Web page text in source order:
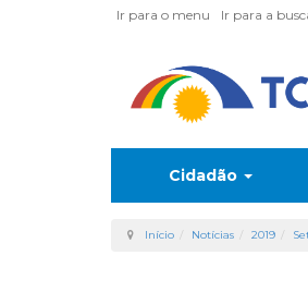
Ir para o menu Ir para a
Cidadão
Início Notícias 2019